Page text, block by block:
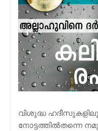
വിശുദ്ധ
നോട്ടത്തില്‍തന്നെ